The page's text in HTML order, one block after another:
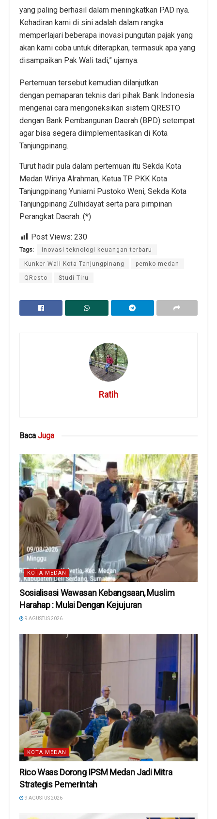
yang paling berhasil dalam meningkatkan PAD nya.
Kehadiran kami di sini adalah dalam rangka
memperlajari beberapa inovasi pungutan pajak yang
akan kami coba untuk diterapkan, termasuk apa yang
disampaikan Pak Wali tadi,” ujarnya.
Pertemuan tersebut kemudian dilanjutkan
dengan pemaparan teknis dari pihak Bank Indonesia
mengenai cara mengoneksikan sistem QRESTO
dengan Bank Pembangunan Daerah (BPD) setempat
agar bisa segera diimplementasikan di Kota
Tanjungpinang.
Turut hadir pula dalam pertemuan itu Sekda Kota
Medan Wiriya Alrahman, Ketua TP PKK Kota
Tanjungpinang Yuniarni Pustoko Weni, Sekda Kota
Tanjungpinang Zulhidayat serta para pimpinan
Perangkat Daerah. (*)
Post Views: 230
Tags: inovasi teknologi keuangan terbaru
Kunker Wali Kota Tanjungpinang pemko medan
QResto Studi Tiru
Ratih
Baca Juga
KOTA MEDAN
Sosialisasi Wawasan Kebangsaan, Muslim
Harahap : Mulai Dengan Kejujuran
9 AGUSTUS 2026
KOTA MEDAN
Rico Waas Dorong IPSM Medan Jadi Mitra
Strategis Pemerintah
9 AGUSTUS 2026